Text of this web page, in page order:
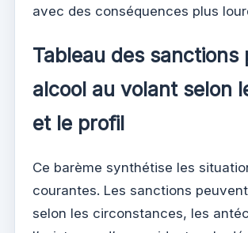
avec des conséquences plus
Tableau des sanctions
alcool au volant selon
et le profil
Ce barème synthétise les
courantes. Les sanctions
selon les circonstances, les